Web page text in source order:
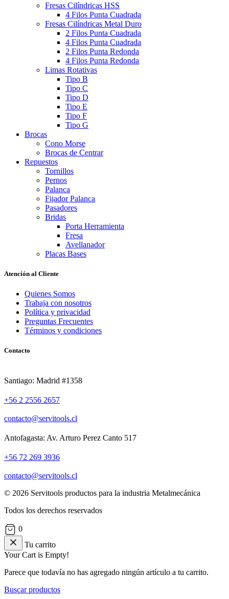
Fresas Cilíndricas HSS
4 Filos Punta Cuadrada
Fresas Cilíndricas Metal Duro
2 Filos Punta Cuadrada
4 Filos Punta Cuadrada
2 Filos Punta Redonda
4 Filos Punta Redonda
Limas Rotativas
Tipo B
Tipo C
Tipo D
Tipo E
Tipo F
Tipo G
Brocas
Cono Morse
Brocas de Centrar
Repuestos
Tornillos
Pernos
Palanca
Fijador Palanca
Pasadores
Bridas
Porta Herramienta
Fresa
Avellanador
Placas Bases
Atención al Cliente
Quienes Somos
Trabaja con nosotros
Política y privacidad
Preguntas Frecuentes
Términos y condiciones
Contacto
Santiago: Madrid #1358
+56 2 2556 2657
contacto@servitools.cl
Antofagasta: Av. Arturo Perez Canto 517
+56 72 269 3936
contacto@servitools.cl
© 2026 Servitools productos para la industria Metalmecánica
Todos los derechos reservados
0
Tu carrito
Your Cart is Empty!
Parece que todavía no has agregado ningún artículo a tu carrito.
Buscar productos